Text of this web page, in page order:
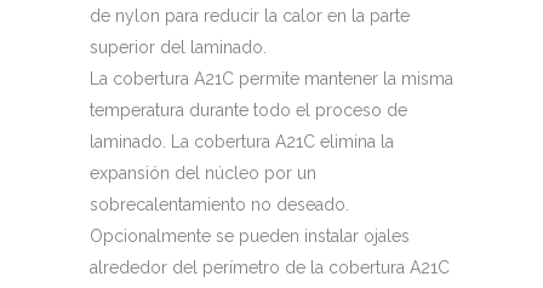
de nylon para reducir la calor en la parte
superior del laminado.
La cobertura A21C permite mantener la misma
temperatura durante todo el proceso de
laminado. La cobertura A21C elimina la
expansión del núcleo por un
sobrecalentamiento no deseado.
Opcionalmente se pueden instalar ojales
alrededor del perímetro de la cobertura A21C